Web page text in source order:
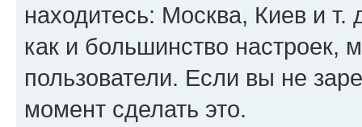
находитесь: Москва, Киев и т.
как и большинство настроек,
пользователи. Если вы не
момент сделать это.